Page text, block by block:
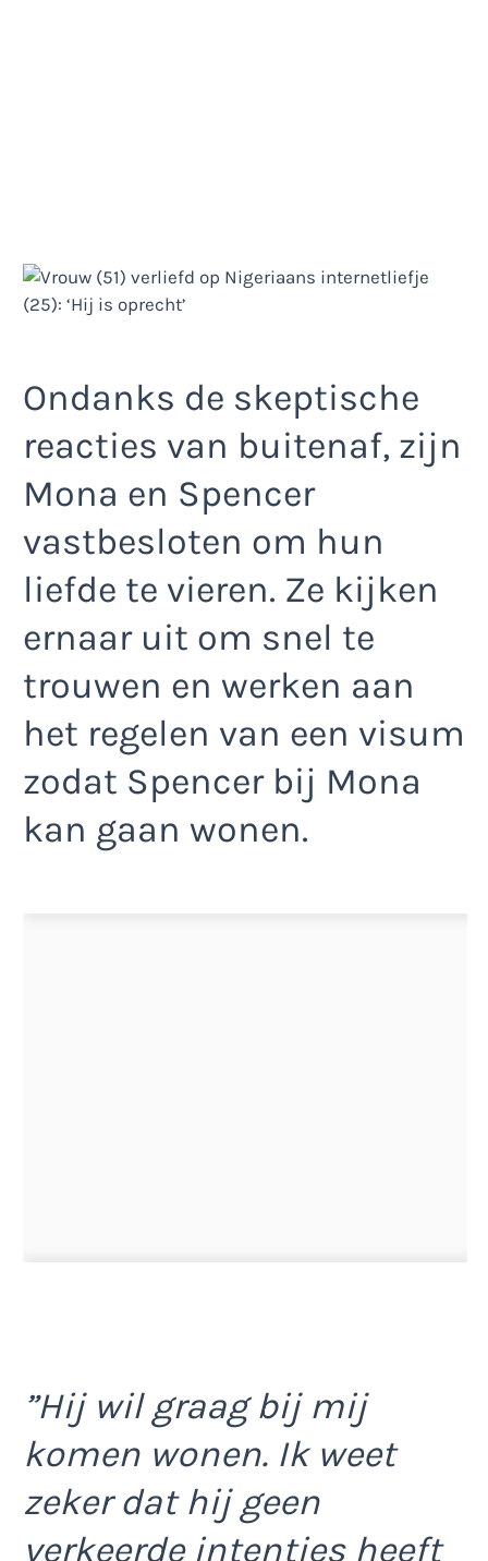
Ondanks de skeptische
reacties van buitenaf, zijn
Mona en Spencer
vastbesloten om hun
liefde te vieren. Ze kijken
ernaar uit om snel te
trouwen en werken aan
het regelen van een visum
zodat Spencer bij Mona
kan gaan wonen.
”Hij wil graag bij mij
komen wonen. Ik weet
zeker dat hij geen
verkeerde intenties heeft